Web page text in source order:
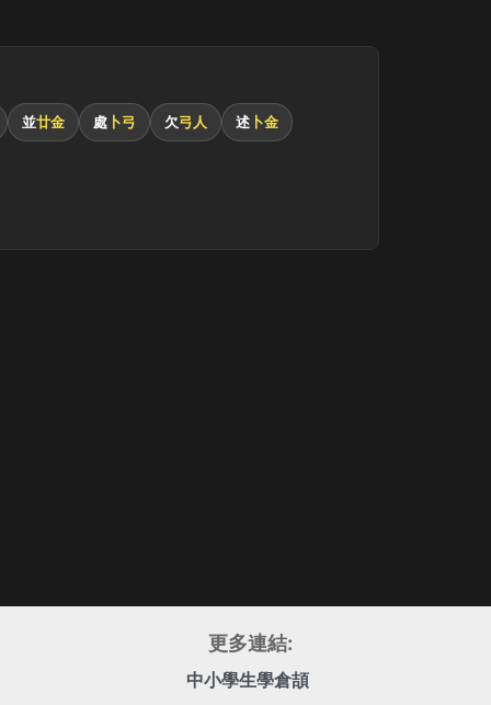
並廿金 處 卜弓 欠弓人 述 卜金
更多連結:
中小學生學倉頡